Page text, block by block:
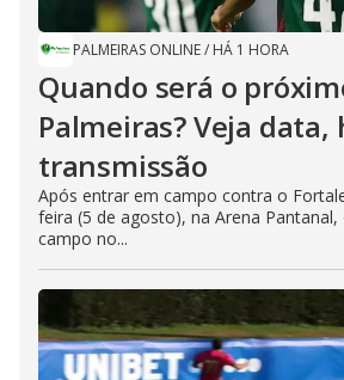
PALMEIRAS ONLINE/ HÁ 1 HORA
Quando será o
Palmeiras? Veja data,
transmissão
Após entrar em campo contra o
feira (5 de agosto), na Arena
campo no...